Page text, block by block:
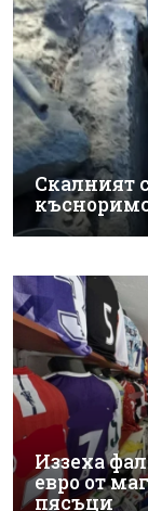
Скалният
Иззеха
евро от
пясъци